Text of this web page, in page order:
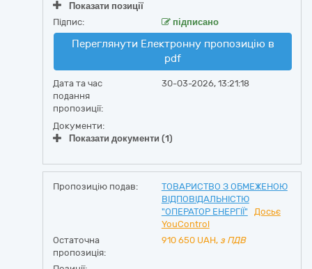
Показати позиції
Підпис:
підписано
Переглянути Електронну пропозицію в
pdf
Дата та час
подання
пропозиції:
30-03-2026, 13:21:18
Документи:
Показати документи (1)
Пропозицію подав:
ТОВАРИСТВО З ОБМЕЖЕНОЮ
ВІДПОВІДАЛЬНІСТЮ
"ОПЕРАТОР ЕНЕРГІЇ"
Досьє
YouControl
Остаточна
пропозиція:
910 650 UAH, з ПДВ